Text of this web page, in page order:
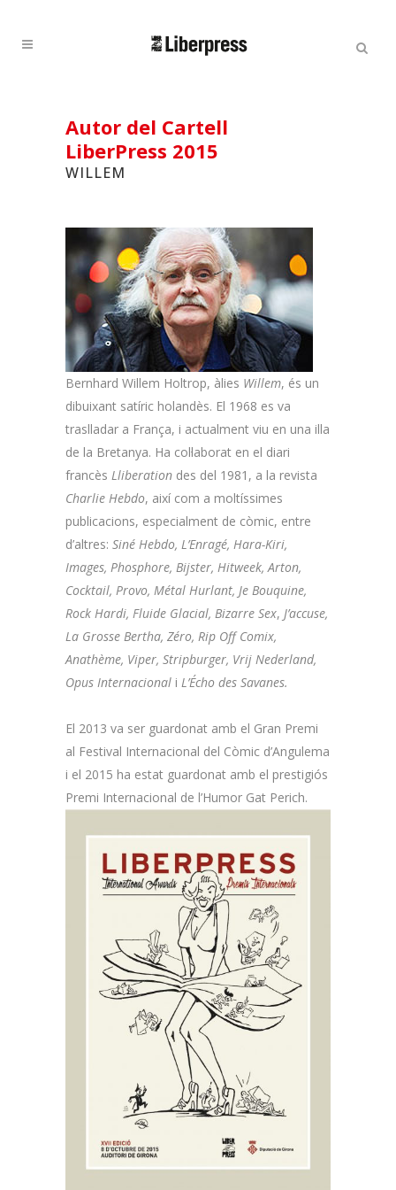
Cercar
Autor del Cartell
LiberPress 2015
WILLEM
Bernhard Willem Holtrop, àlies Willem, és un
dibuixant satíric holandès. El 1968 es va
traslladar a França, i actualment viu en una illa
de la Bretanya. Ha col·laborat en el diari
francès Lliberation des del 1981, a la revista
Charlie Hebdo, així com a moltíssimes
publicacions, especialment de còmic, entre
d’altres: Siné Hebdo, L’Enragé, Hara-Kiri,
Images, Phosphore, Bijster, Hitweek, Arton,
Cocktail, Provo, Métal Hurlant, Je Bouquine,
Rock Hardi, Fluide Glacial, Bizarre Sex, J’accuse,
La Grosse Bertha, Zéro, Rip Off Comix,
Anathème, Viper, Stripburger, Vrij Nederland,
Opus Internacional i L’Écho des Savanes.
El 2013 va ser guardonat amb el Gran Premi
al Festival Internacional del Còmic d’Angulema
i el 2015 ha estat guardonat amb el prestigiós
Premi Internacional de l’Humor Gat Perich.